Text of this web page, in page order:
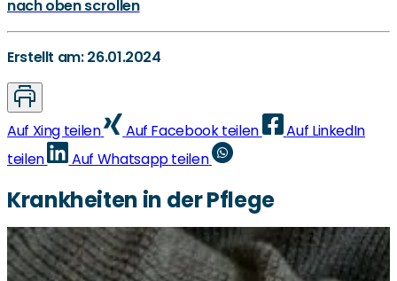
nach oben scrollen
Erstellt am: 26.01.2024
Auf Xing teilen Auf Facebook teilen
Auf LinkedIn
teilen
Auf Whatsapp teilen
Krankheiten in der Pflege